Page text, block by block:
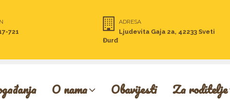
721
ADRESA
Ljudevita Gaja 2a, 42233 Sveti
Đurđ
O nama Obavijesti Za roditelje